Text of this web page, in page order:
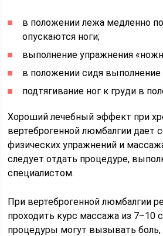
в положении лежа медленно
опускаются ноги;
выполнение упражнения
в положении сидя выполнение
подтягивание ног к груди в
Хороший лечебный эффект при
вертеброгенной люмбалгии дает
физических упражнений и
следует отдать процедуре,
специалистом.
При вертеброгенной люмбалгии
проходить курс массажа из 7–10
процедуры могут вызывать боль,